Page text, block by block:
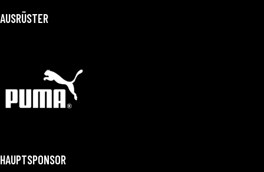
AUSRÜSTER
HAUPTSPONSOR